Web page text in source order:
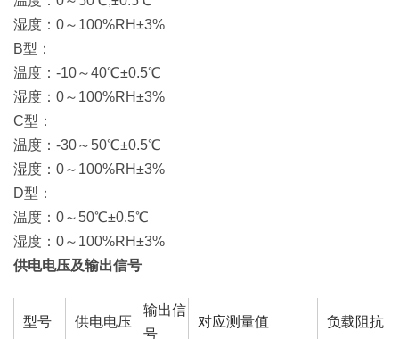
湿度：0～100%RH±3%
B型：
温度：-10～40℃±0.5℃
湿度：0～100%RH±3%
C型：
温度：-30～50℃±0.5℃
湿度：0～100%RH±3%
D型：
温度：0～50℃±0.5℃
湿度：0～100%RH±3%
供电电压及输出信号
型号 供电电压
输出信
号
对应测量值 负载阻抗